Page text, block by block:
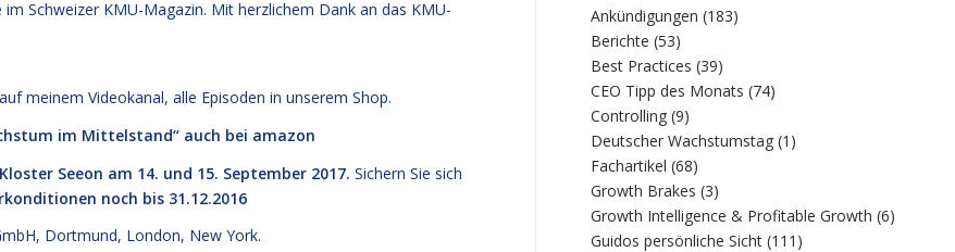
Schweizer KMU-Magazin. Mit herzlichem Dank an das KMU-
auf meinem Videokanal, alle Episoden in unserem Shop.
im Mittelstand“ auch bei amazon
Seeon am 14. und 15. September 2017. Sichern Sie sich
noch bis 31.12.2016
Dortmund, London, New York.
Ankündigungen (183)
Berichte (53)
Best Practices (39)
CEO Tipp des Monats (74)
Controlling (9)
Deutscher Wachstumstag (1)
Fachartikel (68)
Growth Brakes (3)
Growth Intelligence & Profitable Growth (6)
Guidos persönliche Sicht (111)